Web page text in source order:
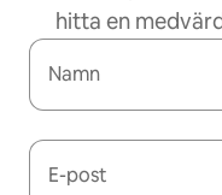
hitta en
Namn
E-post